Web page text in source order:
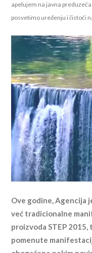
apelujem na javna
posvetimo uređenju i čistoći
Ove godine, Agencija
već tradicionalne
proizvoda STEP 2015,
pomenute